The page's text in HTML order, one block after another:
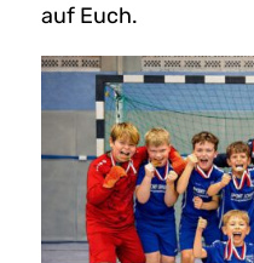
auf Euch.